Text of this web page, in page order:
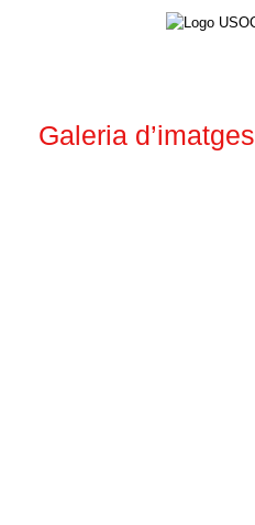
Galeria d’imatges